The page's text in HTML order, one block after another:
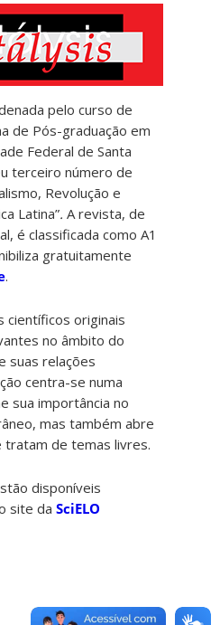
pelo curso de
de Pós-graduação em
Federal de Santa
terceiro número de
Revolução e
Latina”.A revista, de
é classificada como A1
gratuitamente
.
científicos originais
no âmbito do
suas relações
centra-se numa
sua importância no
mas também abre
tratam de temas livres.
disponíveis
site daSciELO